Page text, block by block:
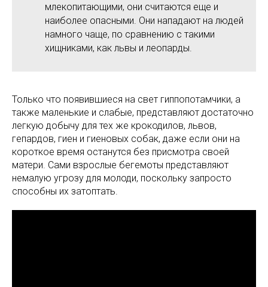
млекопитающими, они считаются еще и
наиболее опасными. Они нападают на людей
намного чаще, по сравнению с такими
хищниками, как львы и леопарды.
Только что появившиеся на свет гиппопотамчики, а
также маленькие и слабые, представляют достаточно
легкую добычу для тех же крокодилов, львов,
гепардов, гиен и гиеновых собак, даже если они на
короткое время останутся без присмотра своей
матери. Сами взрослые бегемоты представляют
немалую угрозу для молоди, поскольку запросто
способны их затоптать.